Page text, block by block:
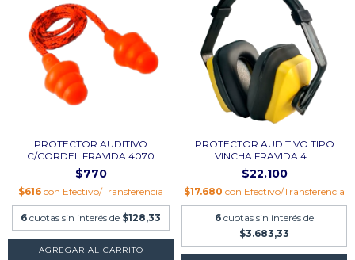
PROTECTOR AUDITIVO
C/CORDEL FRAVIDA 4070
$770
$616 con Efectivo/Transferencia
6 cuotas sin interés de $128,33
PROTECTOR AUDITIVO TIPO
VINCHA FRAVIDA 4...
$22.100
$17.680 con Efectivo/Transferencia
6 cuotas sin interés de
$3.683,33